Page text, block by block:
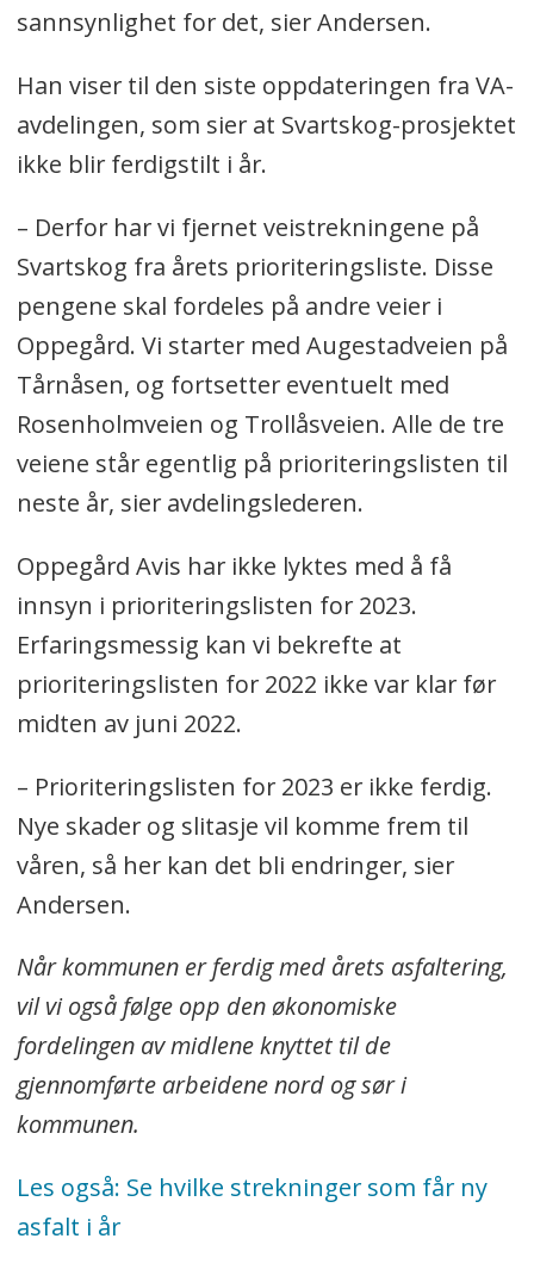
Strekninger der reasfaltering allerede
oppgraderes våren 2021, er vist med
grønn farge på det digitale kartet.
kartet.
Veier med annet dekke, som for
eksempel betong/stein, er vist med
gul farge på kartet.
sannsynlighet for det, sier Andersen.
Han viser til den siste oppdateringen fra VA-
avdelingen, som sier at Svartskog-prosjektet
ikke blir ferdigstilt i år.
– Derfor har vi fjernet veistrekningene på
Svartskog fra årets prioriteringsliste. Disse
pengene skal fordeles på andre veier i
Oppegård. Vi starter med Augestadveien på
Tårnåsen, og fortsetter eventuelt med
Rosenholmveien og Trollåsveien. Alle de tre
veiene står egentlig på prioriteringslisten til
neste år, sier avdelingslederen.
Oppegård Avis har ikke lyktes med å få
innsyn i prioriteringslisten for 2023.
Erfaringsmessig kan vi bekrefte at
prioriteringslisten for 2022 ikke var klar før
midten av juni 2022.
– Prioriteringslisten for 2023 er ikke ferdig.
Nye skader og slitasje vil komme frem til
våren, så her kan det bli endringer, sier
Andersen.
Når kommunen er ferdig med årets asfaltering,
vil vi også følge opp den økonomiske
fordelingen av midlene knyttet til de
gjennomførte arbeidene nord og sør i
kommunen.
Les også: Se hvilke strekninger som får ny
asfalt i år